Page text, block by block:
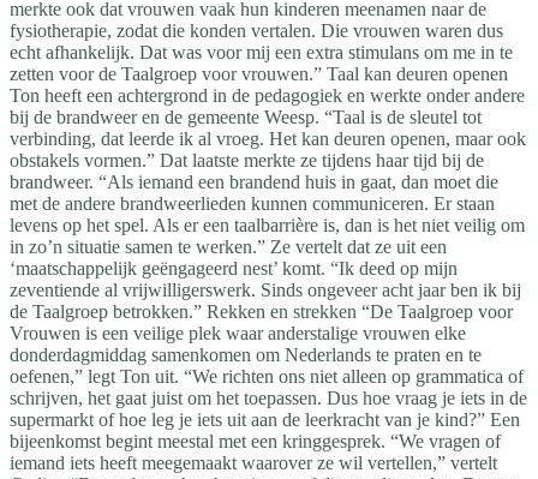
merkte ook dat vrouwen vaak hun kinderen meenamen naar de
fysiotherapie, zodat die konden vertalen. Die vrouwen waren dus
echt afhankelijk. Dat was voor mij een extra stimulans om me in te
zetten voor de Taalgroep voor vrouwen.” Taal kan deuren openen
Ton heeft een achtergrond in de pedagogiek en werkte onder andere
bij de brandweer en de gemeente Weesp. “Taal is de sleutel tot
verbinding, dat leerde ik al vroeg. Het kan deuren openen, maar ook
obstakels vormen.” Dat laatste merkte ze tijdens haar tijd bij de
brandweer. “Als iemand een brandend huis in gaat, dan moet die
met de andere brandweerlieden kunnen communiceren. Er staan
levens op het spel. Als er een taalbarrière is, dan is het niet veilig om
in zo’n situatie samen te werken.” Ze vertelt dat ze uit een
‘maatschappelijk geëngageerd nest’ komt. “Ik deed op mijn
zeventiende al vrijwilligerswerk. Sinds ongeveer acht jaar ben ik bij
de Taalgroep betrokken.” Rekken en strekken “De Taalgroep voor
Vrouwen is een veilige plek waar anderstalige vrouwen elke
donderdagmiddag samenkomen om Nederlands te praten en te
oefenen,” legt Ton uit. “We richten ons niet alleen op grammatica of
schrijven, het gaat juist om het toepassen. Dus hoe vraag je iets in de
supermarkt of hoe leg je iets uit aan de leerkracht van je kind?” Een
bijeenkomst begint meestal met een kringgesprek. “We vragen of
iemand iets heeft meegemaakt waarover ze wil vertellen,” vertelt